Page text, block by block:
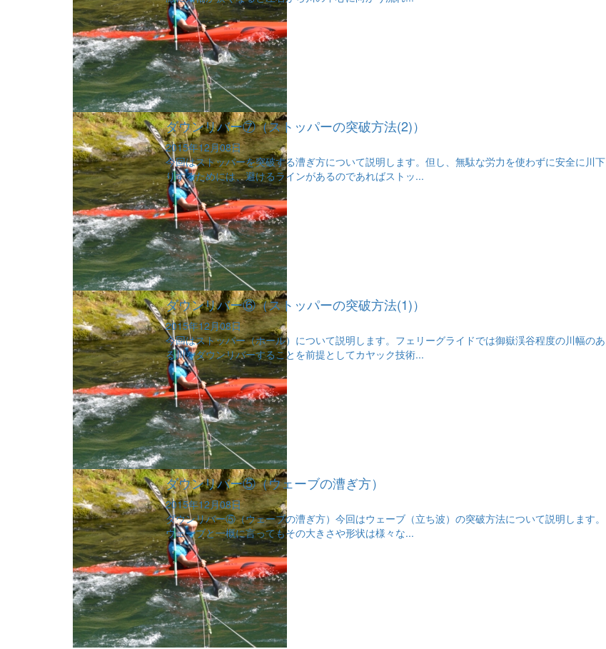
ダウンリバー⑦（ストッパーの突破方法(2)）
2015年12月08日
今回はストッパーを突破する漕ぎ方について説明します。但し、無駄な労力を使わずに安全に川下
りするためには、避けるラインがあるのであればストッ...
ダウンリバー⑥（ストッパーの突破方法(1)）
2015年12月08日
今回はストッパー（ホール）について説明します。フェリーグライドでは御嶽渓谷程度の川幅のあ
る川をダウンリバーすることを前提としてカヤック技術...
ダウンリバー⑤（ウェーブの漕ぎ方）
2015年12月08日
ダウンリバー⑤（ウェーブの漕ぎ方）今回はウェーブ（立ち波）の突破方法について説明します。
ウェーブと一概に言ってもその大きさや形状は様々な...